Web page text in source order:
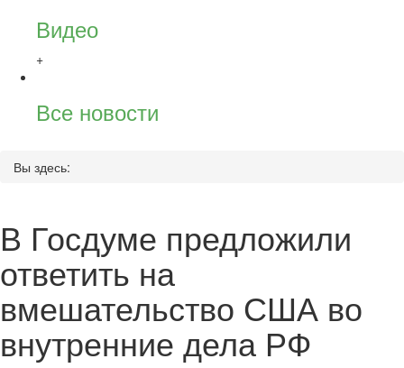
Видео
+
Все новости
Вы здесь:
В Госдуме предложили
ответить на
вмешательство США во
внутренние дела РФ